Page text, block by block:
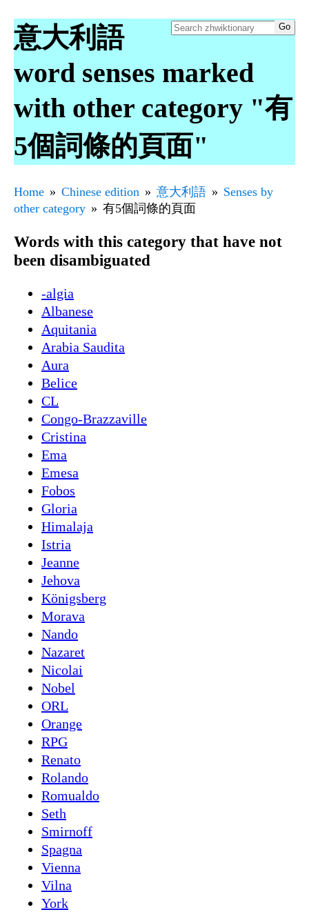
意大利語
word senses marked
with other category "有
5個詞條的頁面"
Home Chinese edition 意大利語
Senses by
other category
有5個詞條的頁面
Words with this category that have not
been disambiguated
-algia
Albanese
Aquitania
Arabia Saudita
Aura
Belice
CL
Congo-Brazzaville
Cristina
Ema
Emesa
Fobos
Gloria
Himalaja
Istria
Jeanne
Jehova
Königsberg
Morava
Nando
Nazaret
Nicolai
Nobel
ORL
Orange
RPG
Renato
Rolando
Romualdo
Seth
Smirnoff
Spagna
Vienna
Vilna
York